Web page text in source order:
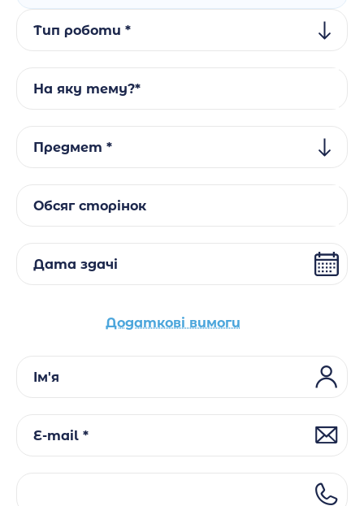
Тип роботи *
На яку тему?*
Предмет *
Обсяг сторінок
Дата здачі
Додаткові вимоги
Ім'я
E-mail *